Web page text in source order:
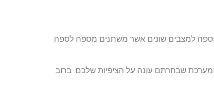
למצבים שונים אשר משתנים מספה לספה
שבחרתם עונה על הציפיות שלכם. ברוב